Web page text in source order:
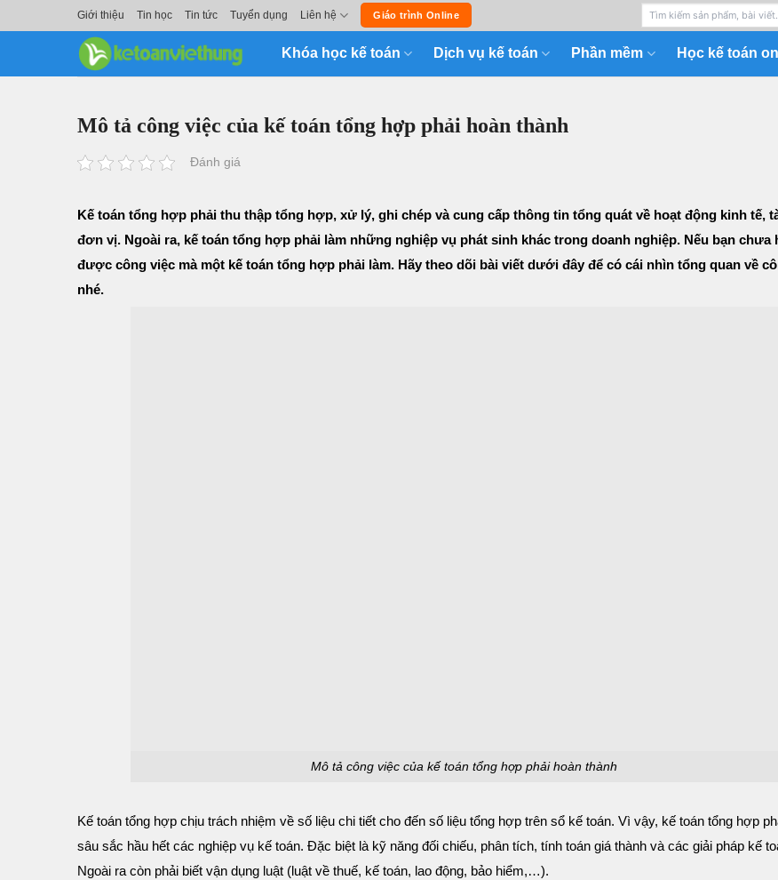
Giới thiệu Tin học Tin tức Tuyển dụng Liên hệ Giáo trình Online
Khóa học kế toán Dịch vụ kế toán Phần mềm Học kế toán
Mô tả công việc của kế toán tổng hợp phải hoàn thành
Đánh giá
Kế toán tổng hợp phải thu thập tổng hợp, xử lý, ghi chép và cung cấp thông tin tổng quát về hoạt động kinh tế,
đơn vị. Ngoài ra, kế toán tổng hợp phải làm những nghiệp vụ phát sinh khác trong doanh nghiệp. Nếu bạn chưa
được công việc mà một kế toán tổng hợp phải làm. Hãy theo dõi bài viết dưới đây để có cái nhìn tổng quan về
nhé.
Mô tả công việc của kế toán tổng hợp phải hoàn thành
Kế toán tổng hợp chịu trách nhiệm về số liệu chi tiết cho đến số liệu tổng hợp trên sổ kế toán. Vì vậy, kế toán tổng hợp
sâu sắc hầu hết các nghiệp vụ kế toán. Đặc biệt là kỹ năng đối chiếu, phân tích, tính toán giá thành và các giải pháp kế
Ngoài ra còn phải biết vận dụng luật (luật về thuế, kế toán, lao động, bảo hiểm,…).